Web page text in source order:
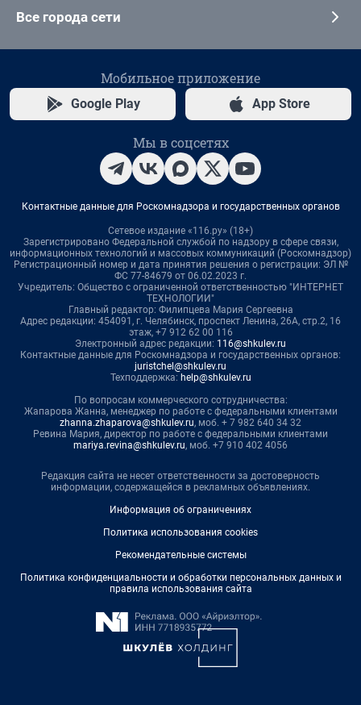
Все города сети
Мобильное приложение
Google Play App Store
Мы в соцсетях
Контактные данные для Роскомнадзора и государственных органов
Сетевое издание «116.ру» (18+)
Зарегистрировано Федеральной службой по надзору в сфере связи,
информационных технологий и массовых коммуникаций (Роскомнадзор)
Регистрационный номер и дата принятия решения о регистрации: ЭЛ №
ФС 77-84679 от 06.02.2023 г.
Учредитель: Общество с ограниченной ответственностью "ИНТЕРНЕТ
ТЕХНОЛОГИИ"
Главный редактор: Филипцева Мария Сергеевна
Адрес редакции: 454091, г. Челябинск, проспект Ленина, 26А, стр.2, 16
этаж, +7 912 62 00 116
Электронный адрес редакции: 116@shkulev.ru
Контактные данные для Роскомнадзора и государственных органов:
juristchel@shkulev.ru
Техподдержка: help@shkulev.ru
По вопросам коммерческого сотрудничества:
Жапарова Жанна, менеджер по работе с федеральными клиентами
zhanna.zhaparova@shkulev.ru, моб. + 7 982 640 34 32
Ревина Мария, директор по работе с федеральными клиентами
mariya.revina@shkulev.ru, моб. +7 910 402 4056
Редакция сайта не несет ответственности за достоверность
информации, содержащейся в рекламных объявлениях.
Информация об ограничениях
Политика использования cookies
Рекомендательные системы
Политика конфиденциальности и обработки персональных данных и
правила использования сайта